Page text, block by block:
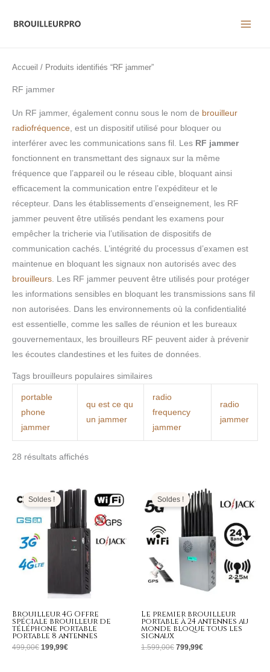
Accueil / Produits identifiés “RF jammer”
RF jammer
Un RF jammer, également connu sous le nom de brouilleur
radiofréquence , est un dispositif utilisé pour bloquer ou
interférer avec les communications sans fil. Les RF jammer
fonctionnent en transmettant des signaux sur la même
fréquence que l’appareil ou le réseau cible, bloquant ainsi
efficacement la communication entre l’expéditeur et le
récepteur. Dans les établissements d’enseignement, les RF
jammer peuvent être utilisés pendant les examens pour
empêcher la tricherie via l’utilisation de dispositifs de
communication cachés. L’intégrité du processus d’examen est
maintenue en bloquant les signaux non autorisés avec des
brouilleurs . Les RF jammer peuvent être utilisés pour protéger
les informations sensibles en bloquant les transmissions sans fil
non autorisées. Dans les environnements où la confidentialité
est essentielle, comme les salles de réunion et les bureaux
gouvernementaux, les brouilleurs RF peuvent aider à prévenir
les écoutes clandestines et les fuites de données.
Tags brouilleurs populaires similaires
portable
phone
jammer
qu est ce qu
un jammer
radio
frequency
jammer
radio
jammer
28 résultats affichés
Soldes !
Brouilleur 4G Offre
spéciale brouilleur de
téléphone portable
portable 8 antennes
499,00€
prix
initial
était :
499,00€.
199,99€
prix
actuel
est :
199,99€.
Soldes !
Le premier brouilleur
portable à 24 antennes au
monde bloque tous les
signaux
1.599,00€
initial
était :
1.599,00€.
799,99€
prix
actuel
est :
799,99€.